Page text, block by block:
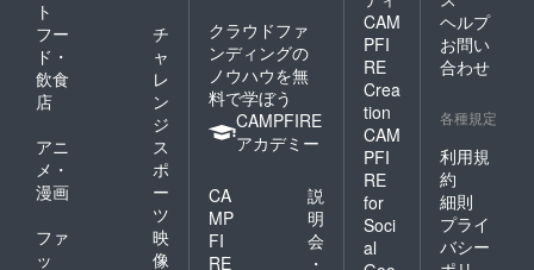
ト
フー
ド・
飲食
店
チ
ャ
レ
ン
ジ
アニ
メ・
漫画
ス
ポ
ー
ツ
ファ
ッ
映
像
クラウドファ
ンディングの
ノウハウを無
料で学ぼう
CAMPFIRE
アカデミー
CA
MP
FI
RE
説
明
会
・
CAM
PFI
RE
Crea
tion
CAM
PFI
RE
for
Soci
al
ヘルプ
お問い
合わせ
各種規定
利用規
約
細則
プライ
バシー